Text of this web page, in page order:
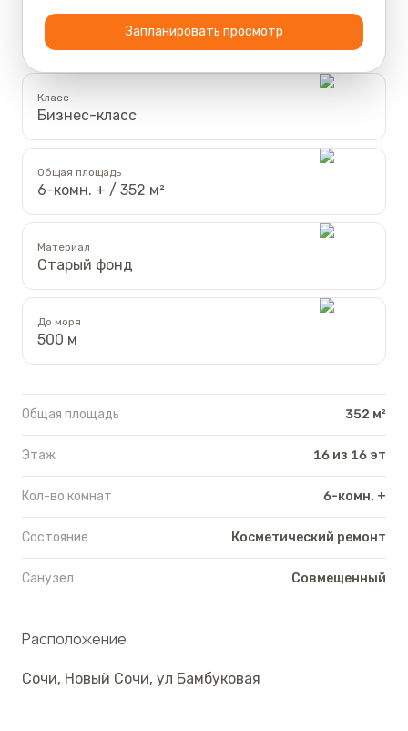
Класс
Бизнес-класс
Общая площадь
6-комн. + / 352 м²
Материал
Старый фонд
До моря
500 м
Общая площадь 352 м²
Этаж 16 из 16 эт
Кол-во комнат 6-комн. +
Состояние Косметический ремонт
Санузел Совмещенный
Расположение
Сочи, Новый Сочи, ул Бамбуковая
Запланировать просмотр